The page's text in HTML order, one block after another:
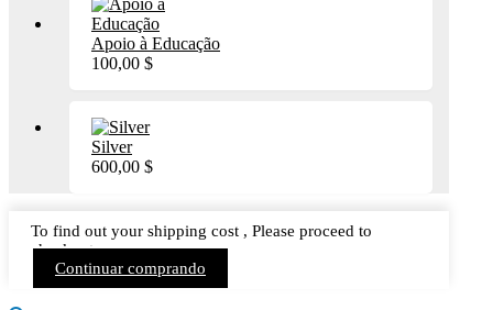
Apoio à Educação
100,00 $
Silver
600,00 $
To find out your shipping cost , Please proceed to
checkout.
Continuar comprando